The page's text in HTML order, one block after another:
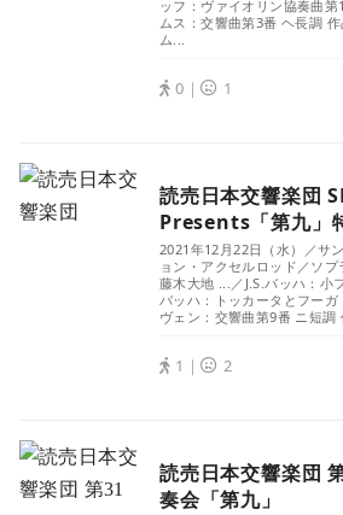
ッフ：ヴァイオリン協奏曲
ムス：交響曲第3番 ヘ長調
ム...
0｜ 1
読売日本交響楽団
Presents「第九」
2021年12月22日（水）／サ
ョン・アクセルロッド／ソ
藤木大地 ...／J.S.バッハ：小
バッハ：トッカータとフー
ヴェン：交響曲第9番 ニ短調
1｜ 2
読売日本交響楽団
奏会「第九」